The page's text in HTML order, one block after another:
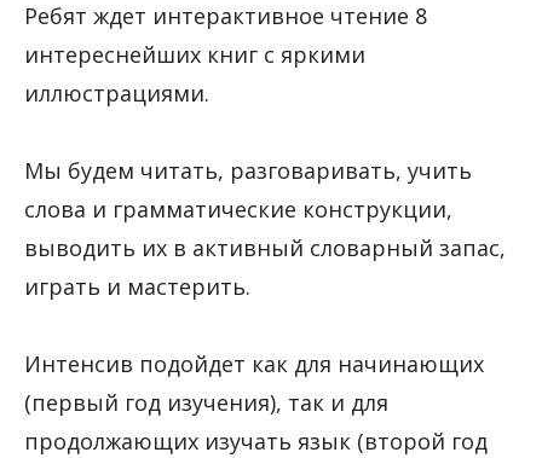
Ребят ждет интерактивное чтение 8
интереснейших книг с яркими
иллюстрациями.
Мы будем читать, разговаривать, учить
слова и грамматические конструкции,
выводить их в активный словарный запас,
играть и мастерить.
Интенсив подойдет как для начинающих
(первый год изучения), так и для
продолжающих изучать язык (второй год